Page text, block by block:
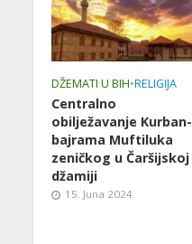
DŽEMATI U BIH•RELIGIJA
Centralno
obilježavanje Kurban-
bajrama Muftiluka
zeničkog u Čaršijskoj
džamiji
15. Juna 2024.